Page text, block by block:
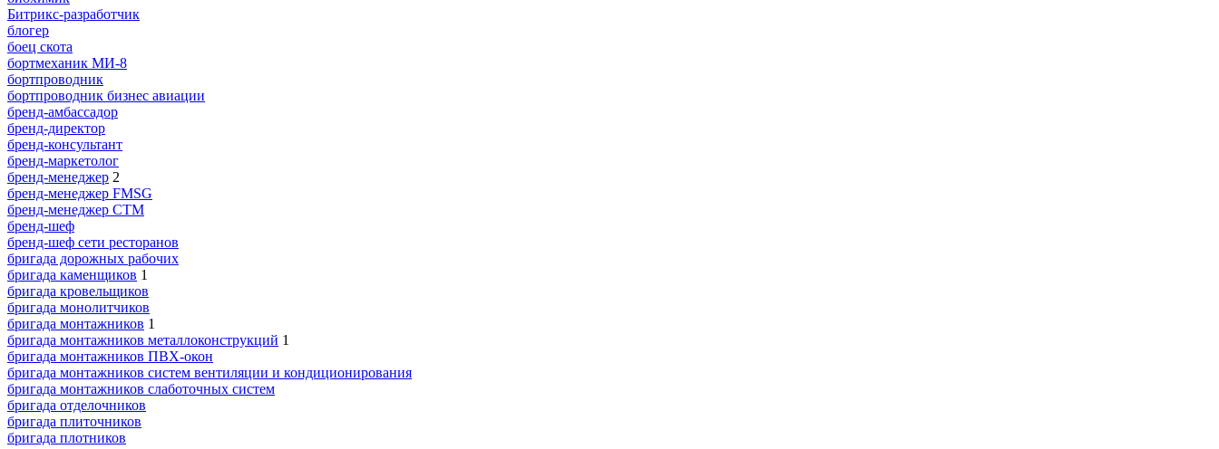
Битрикс-разработчик
блогер
боец скота
бортмеханик МИ-8
бортпроводник
бортпроводник бизнес авиации
бренд-амбассадор
бренд-директор
бренд-консультант
бренд-маркетолог
бренд-менеджер 2
бренд-менеджер FMSG
бренд-менеджер СТМ
бренд-шеф
бренд-шеф сети ресторанов
бригада дорожных рабочих
бригада каменщиков 1
бригада кровельщиков
бригада монолитчиков
бригада монтажников 1
бригада монтажников металлоконструкций 1
бригада монтажников ПВХ-окон
бригада монтажников систем вентиляции и кондиционирования
бригада монтажников слаботочных систем
бригада отделочников
бригада плиточников
бригада плотников